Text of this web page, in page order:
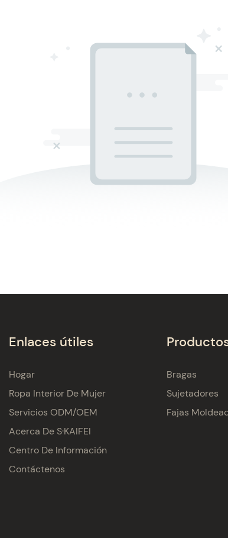
Enlaces útiles
Hogar
Ropa Interior De Mujer
Servicios ODM/OEM
Acerca De S·KAIFEI
Centro De Información
Contáctenos
Bragas
Sujetadores
Fajas